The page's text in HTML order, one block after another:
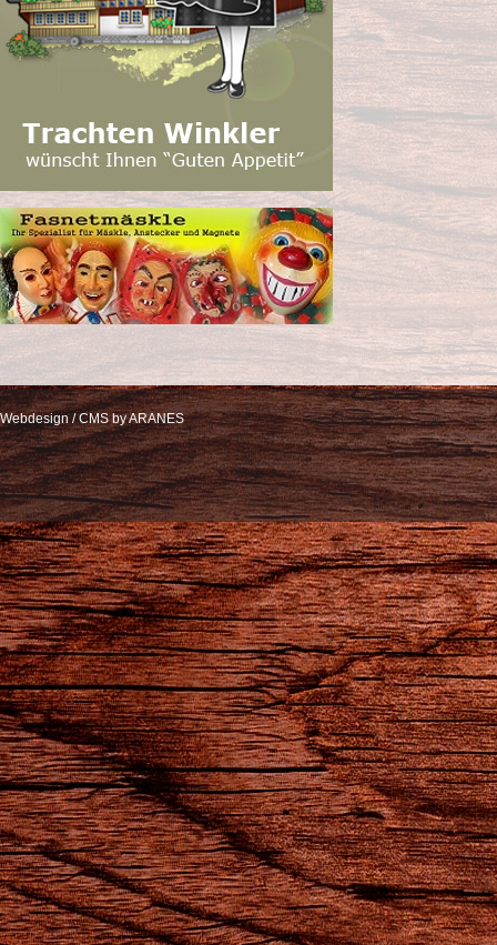
Webdesign / CMS by ARANES